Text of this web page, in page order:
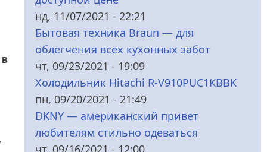
нд, 11/07/2021 - 22:21
Бытовая техника Braun — для
облегчения всех кухонных забот
чт, 09/23/2021 - 19:09
Холодильник Hitachi R-V910PUC1KBBK
пн, 09/20/2021 - 21:49
DKNY — американский привет
любителям стильно одеваться
чт, 09/16/2021 - 12:00